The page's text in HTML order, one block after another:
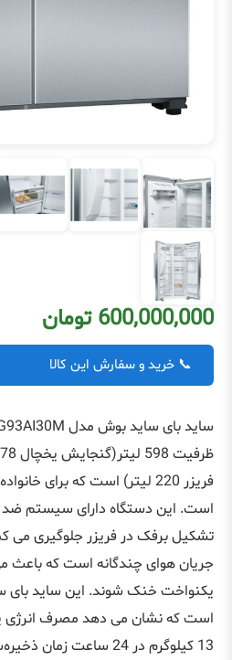
600,000,000 تومان
📞 خرید و سفارش این کالا
فریزر 220 لیتر) است که برای
است. این دستگاه دارای سیستم
تشکیل برفک در فریزر جلوگیری می‌
جریان هوای چندگانه است که باعث
است که نشان می‌ دهد مصرف انرژی
13 کیلوگرم در 24 ساعت